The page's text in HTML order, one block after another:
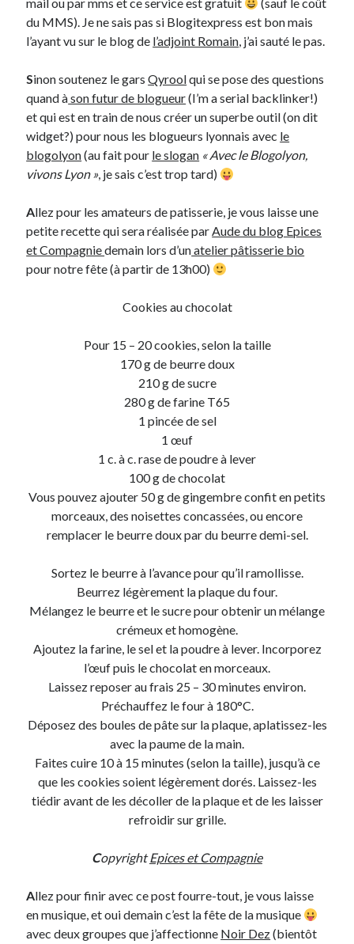
personnelle
Commentaires récents
Entretien ménagerdansT’as vu quoi ? #52
JFdansC’était pas mieux avant… à Lyon
littleceltdansComment j’ai opéré ma vélorution toute personnelle
AnthonydansComment j’ai opéré ma vélorution toute personnelle
Renaud Ducher dansComment j’ai opéré ma vélorution toute
On parle de quoi ?
A Lyon
Lyon à Livre Ouvert
Non classé
Parole de Follower
Patchwork
Post inutile
Sons
Tavukoi
du MMS). Je ne sais pas si Blogitexpress est bon mais
l’ayant vu sur le blog de l’adjoint Romain, j’ai sauté le pas.
Sinon soutenez le garsQyroolqui se pose des questions
quand àson futur de blogueur(I’m a serial backlinker!)
et qui est en train de nous créer un superbe outil (on dit
widget?) pour nous les blogueurs lyonnais avec le
blogolyon(au fait pour le slogan « Avec le Blogolyon,
vivons Lyon », je sais c’est trop tard)
Allez pour les amateurs de patisserie, je vous laisse une
petite recette qui sera réalisée parAude du blog Epices
et Compagniedemain lors d’unatelier pâtisserie bio
pour notre fête (à partir de 13h00)
Cookies au chocolat
Pour 15 – 20 cookies, selon la taille
170 g de beurre doux
210 g de sucre
280 g de farine T65
1 pincée de sel
1 œuf
1 c. à c. rase de poudre à lever
100 g de chocolat
Vous pouvez ajouter 50 g de gingembre confit en petits
morceaux, des noisettes concassées, ou encore
remplacer le beurre doux par du beurre demi-sel.
Sortez le beurre à l’avance pour qu’il ramollisse.
Beurrez légèrement la plaque du four.
Mélangez le beurre et le sucre pour obtenir un mélange
crémeux et homogène.
Ajoutez la farine, le sel et la poudre à lever. Incorporez
l’œuf puis le chocolat en morceaux.
Laissez reposer au frais 25 – 30 minutes environ.
Préchauffez le four à 180°C.
Déposez des boules de pâte sur la plaque, aplatissez-les
avec la paume de la main.
Faites cuire 10 à 15 minutes (selon la taille), jusqu’à ce
que les cookies soient légèrement dorés. Laissez-les
tiédir avant de les décoller de la plaque et de les laisser
refroidir sur grille.
CopyrightEpices et Compagnie
Allez pour finir avec ce post fourre-tout, je vous laisse
en musique, et oui demain c’est la fête de la musique
avec deux groupes que j’affectionne Noir Dez(bientôt